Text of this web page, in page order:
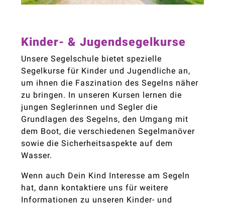
Kinder- & Jugendsegelkurse
Unsere Segelschule bietet spezielle
Segelkurse für Kinder und Jugendliche an,
um ihnen die Faszination des Segelns näher
zu bringen. In unseren Kursen lernen die
jungen Seglerinnen und Segler die
Grundlagen des Segelns, den Umgang mit
dem Boot, die verschiedenen Segelmanöver
sowie die Sicherheitsaspekte auf dem
Wasser.
Wenn auch Dein Kind Interesse am Segeln
hat, dann kontaktiere uns für weitere
Informationen zu unseren Kinder- und